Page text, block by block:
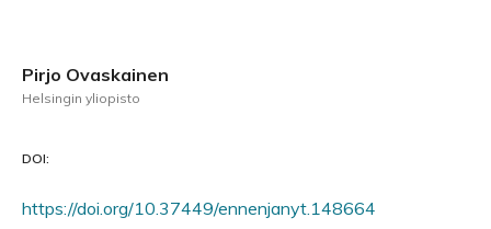
Pirjo Ovaskainen
Helsingin yliopisto
DOI:
https://doi.org/10.37449/ennenjanyt.148664